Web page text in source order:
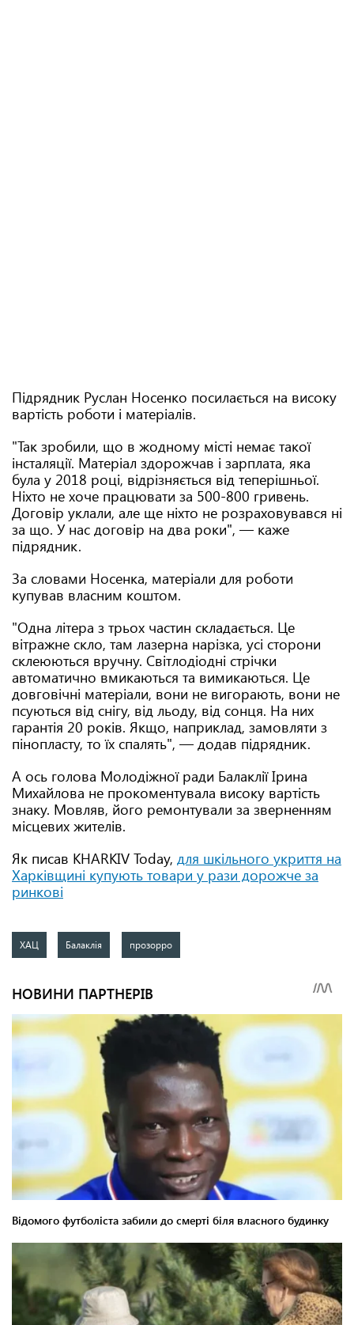
Підрядник Руслан Носенко посилається на високу
вартість роботи і матеріалів.
"Так зробили, що в жодному місті немає такої
інсталяції. Матеріал здорожчав і зарплата, яка
була у 2018 році, відрізняється від теперішньої.
Ніхто не хоче працювати за 500-800 гривень.
Договір уклали, але ще ніхто не розраховувався ні
за що. У нас договір на два роки", — каже
підрядник.
За словами Носенка, матеріали для роботи
купував власним коштом.
"Одна літера з трьох частин складається. Це
вітражне скло, там лазерна нарізка, усі сторони
склеюються вручну. Світлодіодні стрічки
автоматично вмикаються та вимикаються. Це
довговічні матеріали, вони не вигорають, вони не
псуються від снігу, від льоду, від сонця. На них
гарантія 20 років. Якщо, наприклад, замовляти з
пінопласту, то їх спалять", — додав підрядник.
А ось голова Молодіжної ради Балаклії Ірина
Михайлова не прокоментувала високу вартість
знаку. Мовляв, його ремонтували за зверненням
місцевих жителів.
Як писав KHARKIV Today, для шкільного укриття на
Харківщині купують товари у рази дорожче за
ринкові
ХАЦ Балаклія прозорро